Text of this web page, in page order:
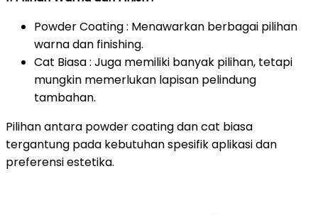
Powder Coating : Menawarkan berbagai pilihan
warna dan finishing.
Cat Biasa : Juga memiliki banyak pilihan, tetapi
mungkin memerlukan lapisan pelindung
tambahan.
Pilihan antara powder coating dan cat biasa
tergantung pada kebutuhan spesifik aplikasi dan
preferensi estetika.